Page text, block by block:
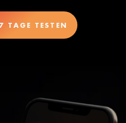
TAGE TESTEN